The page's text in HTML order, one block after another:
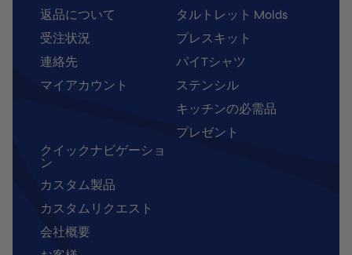
返品について
受注状況
連絡先
マイアカウント
タルトレット Molds
プレスキット
パイTシャツ
ステンシル
キッチンの必需品
プレゼント
クイックナビゲーショ
ン
カスタム製品
カスタムリクエスト
会社概要